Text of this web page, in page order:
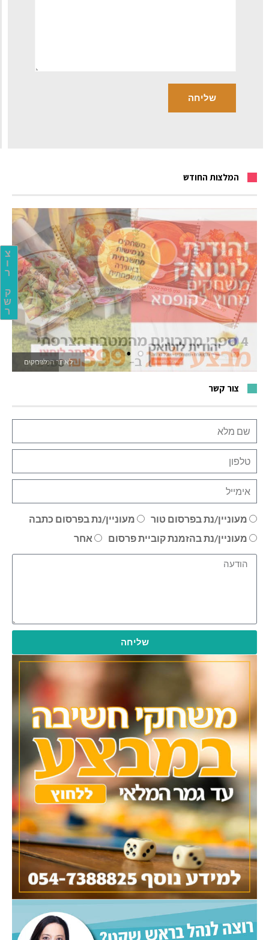
צ
ו
ר
ק
ש
ר
המלצות החודש
לאתר המשחקים
צור קשר
מעוניין/נת בפרסום טור
מעוניין/נת בפרסום כתבה
מעוניין/נת בהזמנת קוביית פרסום
אחר
שליחה